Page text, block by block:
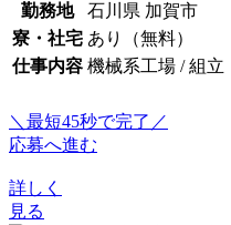
勤務地
石川県 加賀市
寮・社宅 あり（無料）
仕事内容 機械系工場 / 組立
＼最短45秒で完了／
応募へ進む
詳しく
見る